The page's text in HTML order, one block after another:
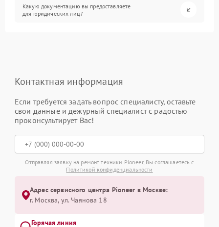
Какую документацию вы предоставляете
для юридических лиц?
Контактная информация
Если требуется задать вопрос специалисту, оставьте
свои данные и дежурный специалист с радостью
проконсультирует Вас!
Отправляя заявку на ремонт техники Pioneer, Вы соглашаетесь с
Политикой конфиденциальности
Адрес сервисного центра Pioneer в Москве:
г. Москва, ул. Чаянова 18
Горячая линия